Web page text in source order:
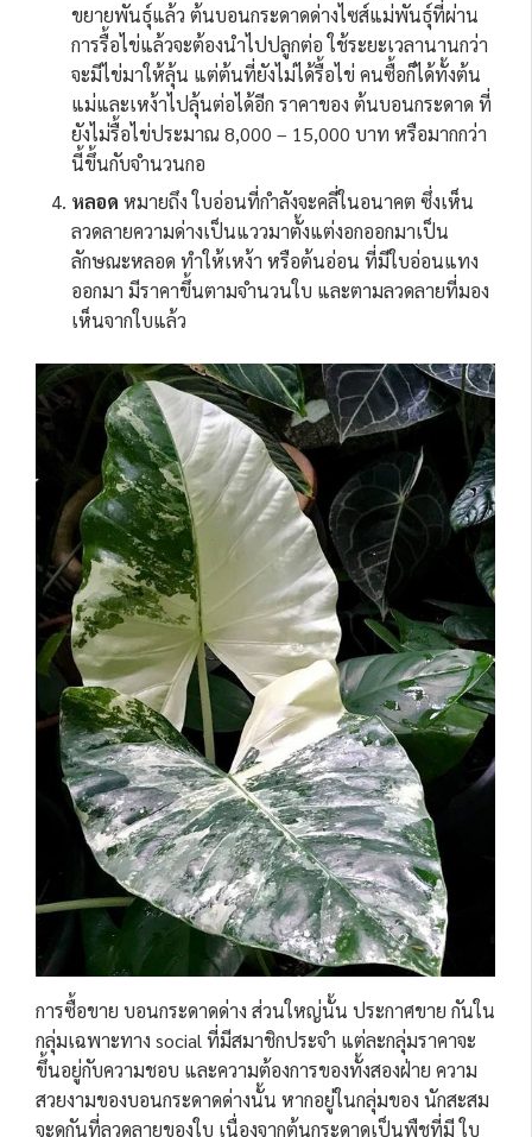
ขยายพันธุ์แล้ว ต้นบอนกระดาดด่างไซส์แม่พันธุ์ที่ผ่าน
การรื้อไข่แล้วจะต้องนำไปปลูกต่อ ใช้ระยะเวลานานกว่า
จะมีไข่มาให้ลุ้น แต่ต้นที่ยังไม่ได้รื้อไข่ คนซื้อก็ได้ทั้งต้น
แม่และเหง้าไปลุ้นต่อได้อีก ราคาของ ต้นบอนกระดาด ที่
ยังไม่รื้อไข่ประมาณ 8,000 – 15,000 บาท หรือมากกว่า
นี้ขึ้นกับจำนวนกอ
หลอด หมายถึง ใบอ่อนที่กำลังจะคลี่ในอนาคต ซึ่งเห็น
ลวดลายความด่างเป็นแววมาตั้งแต่งอกออกมาเป็น
ลักษณะหลอด ทำให้เหง้า หรือต้นอ่อน ที่มีใบอ่อนแทง
ออกมา มีราคาขึ้นตามจำนวนใบ และตามลวดลายที่มอง
เห็นจากใบแล้ว
การซื้อขาย บอนกระดาดด่าง ส่วนใหญ่นั้น ประกาศขาย กันใน
กลุ่มเฉพาะทาง social ที่มีสมาชิกประจำ แต่ละกลุ่มราคาจะ
ขึ้นอยู่กับความชอบ และความต้องการของทั้งสองฝ่าย ความ
สวยงามของบอนกระดาดด่างนั้น หากอยู่ในกลุ่มของ นักสะสม
จะดูกันที่ลวดลายของใบ เนื่องจากต้นกระดาดเป็นพืชที่มี ใบ